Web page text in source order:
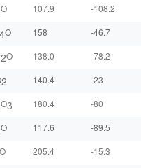
O 107.9
-108.2
O 158
-46.7
O 138.0
-78.2
2 140.4
-23
O3 180.4
-80
O 117.6
-89.5
O 205.4
-15.3